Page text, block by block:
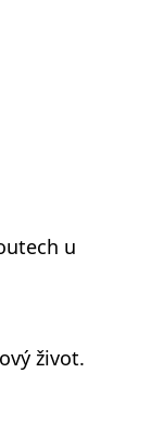
u
život.